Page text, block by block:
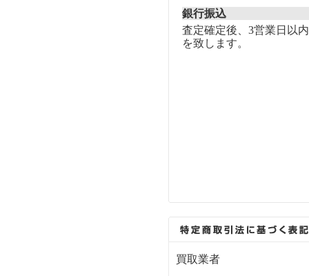
銀行振込
査定確定後、3営業日以
を致します。
買取業者